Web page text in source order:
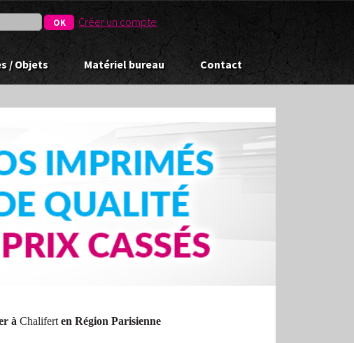
Créer un compte
/ Objets Matériel bureau Contact
àChaliferten Région Parisienne